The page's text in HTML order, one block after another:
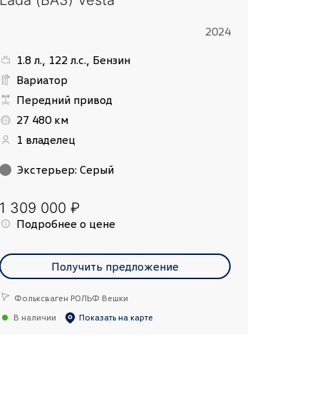
2024
1.8 л., 122 л.с., Бензин
Вариатор
Передний привод
27 480 км
1 владелец
Экстерьер: Серый
1 309 000 ₽
Подробнее о цене
Получить предложение
Фольксваген РОЛЬФ Вешки
В наличии
Показать на карте